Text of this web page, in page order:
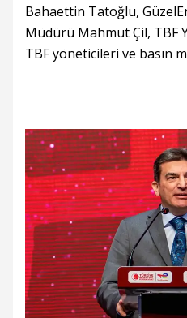
Bahaettin Tatoğlu,
Müdürü Mahmut Çil, TBF
TBF yöneticileri ve basın